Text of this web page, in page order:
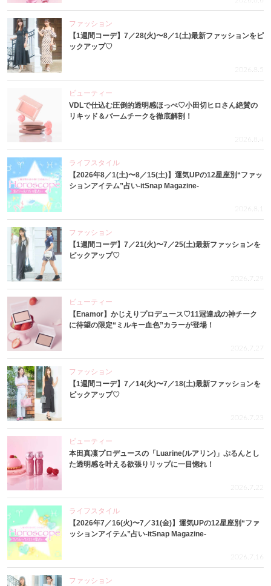
ファッション
【1週間コーデ】7／28(火)〜8／1(土)最新ファッションをピ
ックアップ♡
2026.8.5
ビューティー
VDLで仕込む圧倒的透明感ほっぺ♡小田切ヒロさん絶賛の
リキッド＆バームチークを徹底解剖！
2026.8.4
ライフスタイル
【2026年8／1(土)〜8／15(土)】運気UPの12星座別“ファッ
ションアイテム”占い-itSnap Magazine-
2026.8.1
ファッション
【1週間コーデ】7／21(火)〜7／25(土)最新ファッションを
ピックアップ♡
2026.7.29
ビューティー
【Enamor】かじえりプロデュース♡11冠達成の神チーク
に待望の限定“ミルキー血色”カラーが登場！
2026.7.27
ファッション
【1週間コーデ】7／14(火)〜7／18(土)最新ファッションを
ピックアップ♡
2026.7.23
ビューティー
本田真凜プロデュースの「Luarine(ルアリン)」ぷるんとし
た透明感を叶える欲張りリップに一目惚れ！
2026.7.22
ライフスタイル
【2026年7／16(火)〜7／31(金)】運気UPの12星座別“ファ
ッションアイテム”占い-itSnap Magazine-
2026.7.16
ファッション